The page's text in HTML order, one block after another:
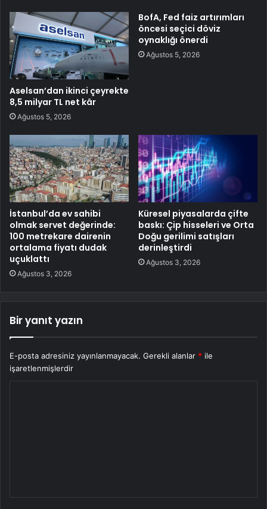
Aselsan’dan ikinci çeyrekte
8,5 milyar TL net kâr
Ağustos 5, 2026
BofA, Fed faiz artırımları
öncesi seçici döviz
oynaklığı önerdi
Ağustos 5, 2026
İstanbul’da ev sahibi
olmak servet değerinde:
100 metrekare dairenin
ortalama fiyatı dudak
uçuklattı
Ağustos 3, 2026
Küresel piyasalarda çifte
baskı: Çip hisseleri ve Orta
Doğu gerilimi satışları
derinleştirdi
Ağustos 3, 2026
Bir yanıt yazın
E-posta adresiniz yayınlanmayacak. Gerekli alanlar * ile
işaretlenmişlerdir